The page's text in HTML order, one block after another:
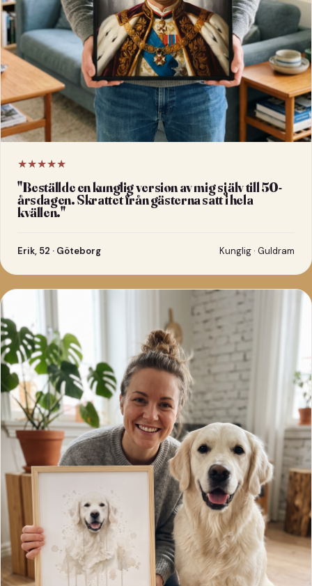
★★★★★
"Beställde en kunglig version av mig själv till 50-
årsdagen. Skrattet från gästerna satt i hela
kvällen."
Erik, 52 · Göteborg Kunglig · Guldram